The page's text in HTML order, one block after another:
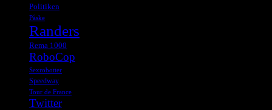
Politiken
Påske
Randers
Rema 1000
RoboCop
Sexrobotter
Speedway
Tour de France
Twitter